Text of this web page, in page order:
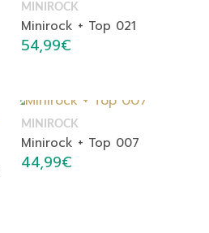
MINIROCK
Minirock + Top 021
54,99€
MINIROCK
Minirock + Top 007
44,99€